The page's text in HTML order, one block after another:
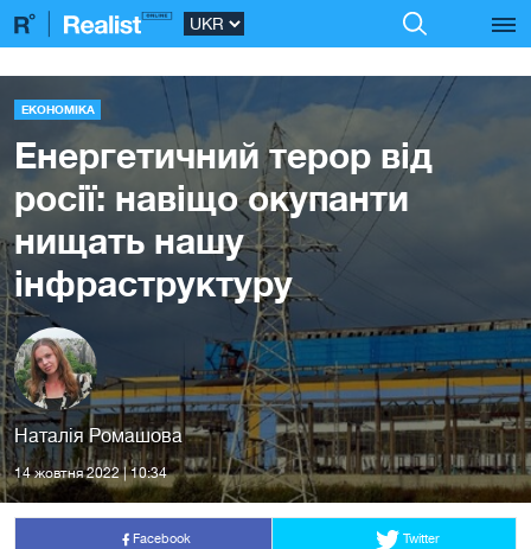
ЕКОНОМІКА
Енергетичний терор від
росії: навіщо окупанти
нищать нашу
інфраструктуру
Наталія Ромашова
14 жовтня 2022 | 10:34
Facebook Twitter